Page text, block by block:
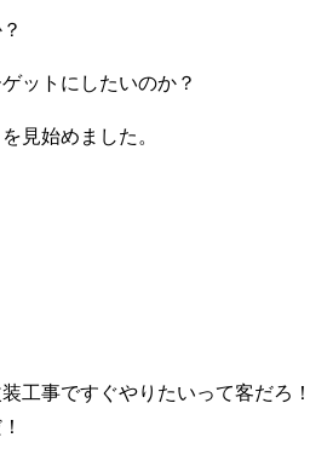
ットにしたいのか？
見始めました。
工事ですぐやりたいって客だろ！